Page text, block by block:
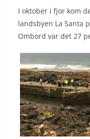
I oktober i fjor kom
landsbyen La Santa
Ombord var det 27